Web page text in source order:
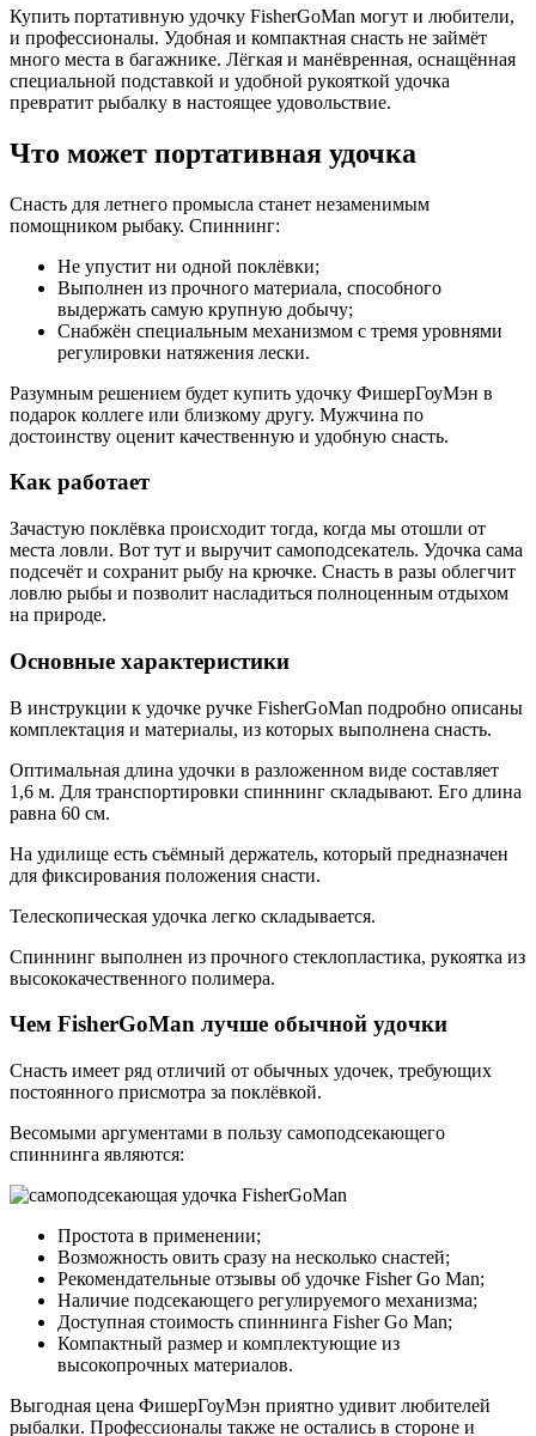
Купить портативную удочку FisherGoMan могут и любители,
и профессионалы. Удобная и компактная снасть не займёт
много места в багажнике. Лёгкая и манёвренная, оснащённая
специальной подставкой и удобной рукояткой удочка
превратит рыбалку в настоящее удовольствие.
Что может портативная удочка
Снасть для летнего промысла станет незаменимым
помощником рыбаку. Спиннинг:
Не упустит ни одной поклёвки;
Выполнен из прочного материала, способного
выдержать самую крупную добычу;
Снабжён специальным механизмом с тремя уровнями
регулировки натяжения лески.
Разумным решением будет купить удочку ФишерГоуМэн в
подарок коллеге или близкому другу. Мужчина по
достоинству оценит качественную и удобную снасть.
Как работает
Зачастую поклёвка происходит тогда, когда мы отошли от
места ловли. Вот тут и выручит самоподсекатель. Удочка сама
подсечёт и сохранит рыбу на крючке. Снасть в разы облегчит
ловлю рыбы и позволит насладиться полноценным отдыхом
на природе.
Основные характеристики
В инструкции к удочке ручке FisherGoMan подробно описаны
комплектация и материалы, из которых выполнена снасть.
Оптимальная длина удочки в разложенном виде составляет
1,6 м. Для транспортировки спиннинг складывают. Его длина
равна 60 см.
На удилище есть съёмный держатель, который предназначен
для фиксирования положения снасти.
Телескопическая удочка легко складывается.
Спиннинг выполнен из прочного стеклопластика, рукоятка из
высококачественного полимера.
Чем FisherGoMan лучше обычной удочки
Снасть имеет ряд отличий от обычных удочек, требующих
постоянного присмотра за поклёвкой.
Весомыми аргументами в пользу самоподсекающего
спиннинга являются:
Простота в применении;
Возможность овить сразу на несколько снастей;
Рекомендательные отзывы об удочке Fisher Go Man;
Наличие подсекающего регулируемого механизма;
Доступная стоимость спиннинга Fisher Go Man;
Компактный размер и комплектующие из
высокопрочных материалов.
Выгодная цена ФишерГоуМэн приятно удивит любителей
рыбалки. Профессионалы также не остались в стороне и